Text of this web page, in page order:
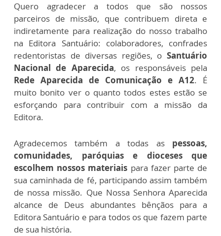
Quero agradecer a todos que são nossos
parceiros de missão, que contribuem direta e
indiretamente para realização do nosso trabalho
na Editora Santuário: colaboradores, confrades
redentoristas de diversas regiões, o Santuário
Nacional de Aparecida, os responsáveis pela
Rede Aparecida de Comunicação e A12. É
muito bonito ver o quanto todos estes estão se
esforçando para contribuir com a missão da
Editora.
Agradecemos também a todas as pessoas,
comunidades, paróquias e dioceses que
escolhem nossos materiais para fazer parte de
sua caminhada de fé, participando assim também
de nossa missão. Que Nossa Senhora Aparecida
alcance de Deus abundantes bênçãos para a
Editora Santuário e para todos os que fazem parte
de sua história.